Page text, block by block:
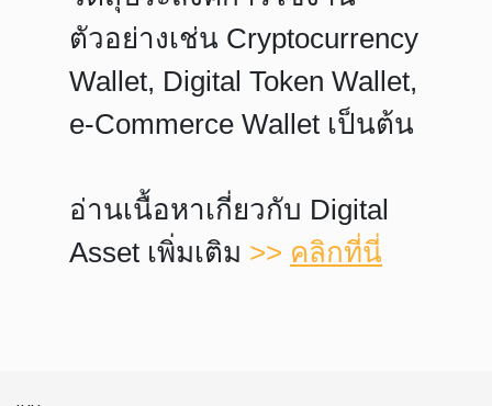
ตัวอย่างเช่น Cryptocurrency
Wallet, Digital Token Wallet,
e-Commerce Wallet เป็นต้น
อ่านเนื้อหาเกี่ยวกับ Digital
Asset เพิ่มเติม >> คลิกที่นี่